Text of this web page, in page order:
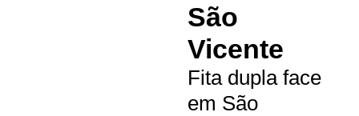
São
Vicente
Fita dupla face
em São